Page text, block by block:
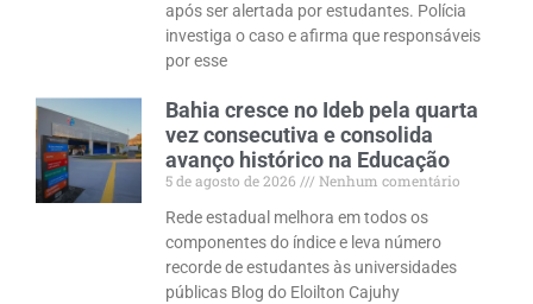
após ser alertada por estudantes. Polícia
investiga o caso e afirma que responsáveis
por esse
Bahia cresce no Ideb pela quarta
vez consecutiva e consolida
avanço histórico na Educação
5 de agosto de 2026
Nenhum comentário
Rede estadual melhora em todos os
componentes do índice e leva número
recorde de estudantes às universidades
públicas Blog do Eloilton Cajuhy